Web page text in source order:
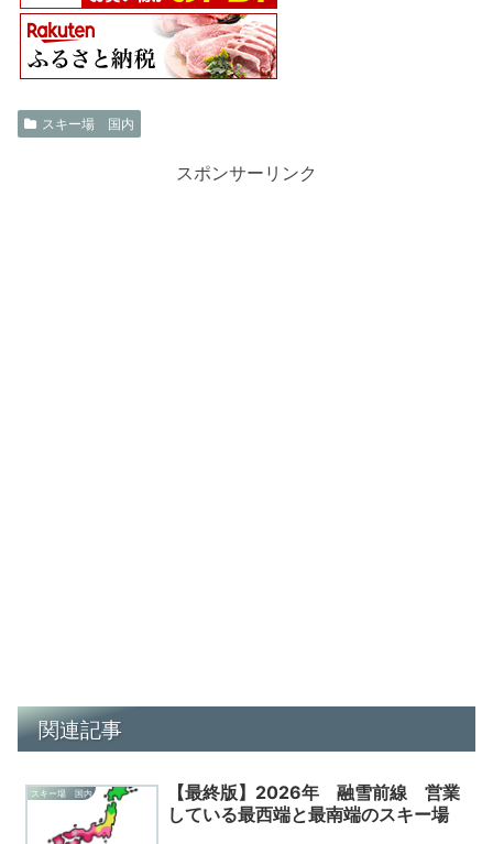
スキー場 国内
スポンサーリンク
関連記事
スキー場 国内
【最終版】2026年 融雪前線 営業
している最西端と最南端のスキー場